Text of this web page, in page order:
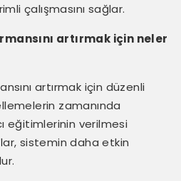
çalışmasını sağlar.
artırmak için neler
artırmak için düzenli
zamanında
eğitimlerinin verilmesi
sistemin daha etkin